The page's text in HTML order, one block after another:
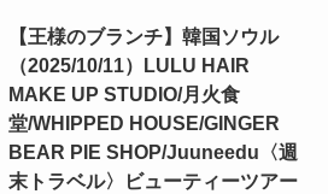
【王様のブランチ】韓国ソウル
（2025/10/11）LULU HAIR
MAKE UP STUDIO/月火食
堂/WHIPPED HOUSE/GINGER
BEAR PIE SHOP/Juuneedu〈週
末トラベル〉ビューティーツアー